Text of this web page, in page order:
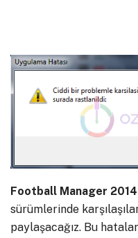
Football Manager
sürümlerinde
paylaşacağız. Bu